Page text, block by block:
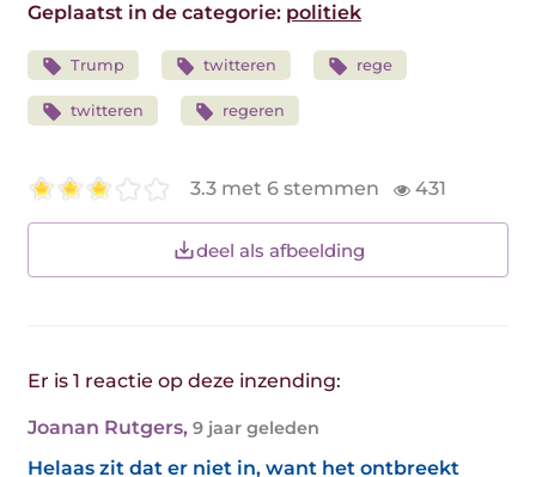
Geplaatst in de categorie: politiek
Trump twitteren rege
twitteren regeren
3.3 met 6 stemmen 431
deel als afbeelding
Er is 1 reactie op deze inzending:
Joanan Rutgers, 9 jaar geleden
Helaas zit dat er niet in, want het ontbreekt